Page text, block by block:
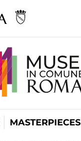
MASTERPIECES